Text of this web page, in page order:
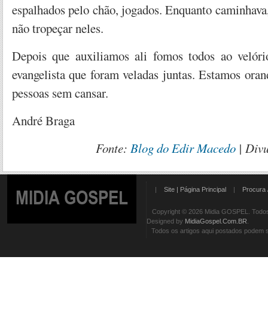
espalhados pelo chão, jogados. Enquanto
não tropeçar neles.
Depois que auxiliamos ali fomos todos ao
evangelista que foram veladas juntas. Estamos
pessoas sem cansar.
André Braga
Fonte:Blog do Edir Macedo |
MIDIA GOSPEL | Site | Página Principal | Procura
Copyright © 2026 Midia GOSPEL.
Designed by MidiaGospel.Com.BR
Todos os artigos aqui postados podem